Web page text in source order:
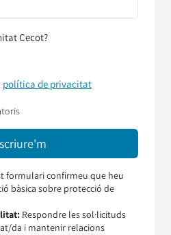
Cecot?
política de privacitat
formulari confirmeu que heu
bàsica sobre protecció de
Respondre les sol·licituds
da i mantenir relacions